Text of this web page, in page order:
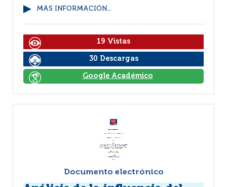
MÁS INFORMACIÓN...
19 Vistas
30 Descargas
Google Académico
Documento electrónico